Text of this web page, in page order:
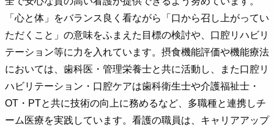
「心と体」をバランス良く看ながら「口から召し上がってい
ただくこと」の意味をふまえた目標の検討や、口腔リハビリ
テーション等に力を入れています。摂食機能評価や機能療法
においては、歯科医・管理栄養士と共に活動し、また口腔リ
ハビリテーション・口腔ケアは歯科衛生士や介護福祉士・
OT・PTと共に技術の向上に務めるなど、多職種と連携しチ
ーム医療を実践しています。看護の職員は、キャリアアップ